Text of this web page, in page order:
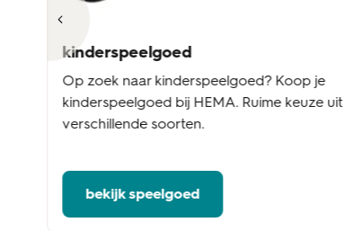
kinderspeelgoed
Op zoek naar kinderspeelgoed? Koop je
kinderspeelgoed bij HEMA. Ruime keuze uit
verschillende soorten.
bekijk speelgoed